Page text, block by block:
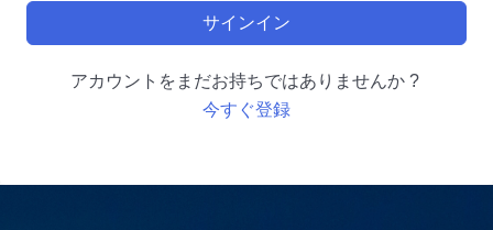
サインイン
アカウントをまだお持ちではありませんか ?
今すぐ登録